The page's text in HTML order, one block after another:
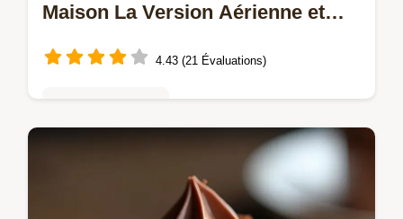
Maison La Version Aérienne et
4.43 (21 Évaluations)
Apprenez à faire une mousse au chocolat
légère et intense digne dun grand chef
Notre recette facile vous assure une texture